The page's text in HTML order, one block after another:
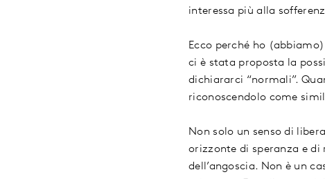
interessa più alla
Ecco perché ho
ci è stata proposta la
dichiararci “normali”.
riconoscendolo come
Non solo un senso di
orizzonte di speranza e
dell’angoscia. Non è un